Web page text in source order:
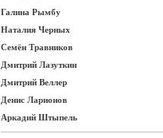
Галина Рымбу
Наталия Черных
Семён Травников
Дмитрий Лазуткин
Дмитрий Веллер
Денис Ларионов
Аркадий Штыпель